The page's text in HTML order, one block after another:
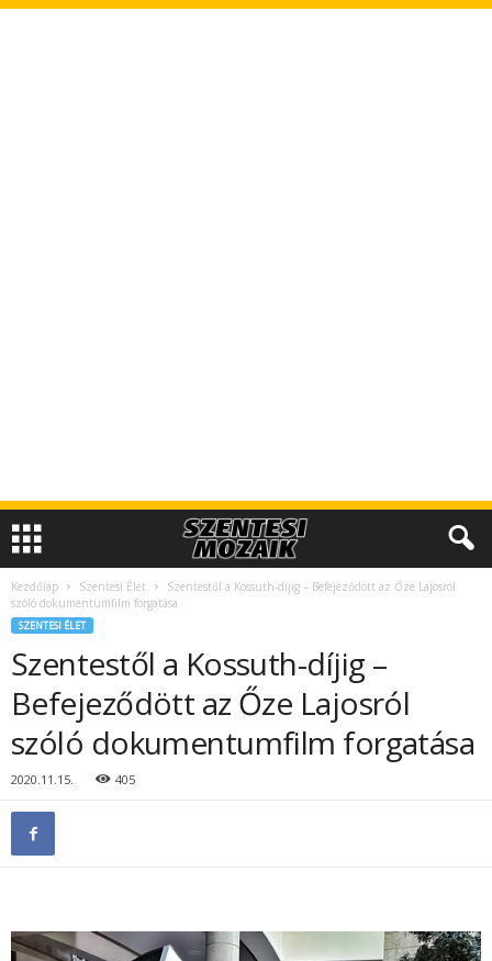
Kezdőlap Szentesi Élet
Szentestől a Kossuth-díjig – Befejeződött az Őze Lajosról
szóló dokumentumfilm forgatása
SZENTESI ÉLET
Szentestől a Kossuth-díjig –
Befejeződött az Őze Lajosról
szóló dokumentumfilm forgatása
2020.11.15. 405